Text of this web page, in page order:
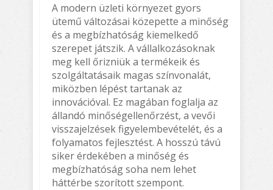
A modern üzleti környezet gyors
ütemű változásai közepette a minőség
és a megbízhatóság kiemelkedő
szerepet játszik. A vállalkozásoknak
meg kell őrizniük a termékeik és
szolgáltatásaik magas színvonalát,
miközben lépést tartanak az
innovációval. Ez magában foglalja az
állandó minőségellenőrzést, a vevői
visszajelzések figyelembevételét, és a
folyamatos fejlesztést. A hosszú távú
siker érdekében a minőség és
megbízhatóság soha nem lehet
háttérbe szorított szempont.